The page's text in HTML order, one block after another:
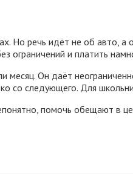
Но речь идёт не об авто,
ограничений и платить
месяц. Он даёт
следующего. Для
помочь обещают в